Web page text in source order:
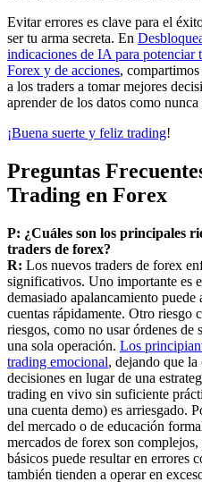
Evitar errores es clave para el
ser tu arma secreta. En
indicaciones de IA para potenciar
Forex y de acciones,
a los traders a tomar mejores
aprender de los datos como nunca
¡Buena suerte y feliz trading!
Preguntas
Trading en Forex
P: ¿Cuáles son los principales
traders de forex?
R: Los nuevos traders de forex
significativos. Uno importante es
demasiado apalancamiento
cuentas rápidamente. Otro riesgo
riesgos, como no usar órdenes de
una sola operación. Los
trading emocional, dejando que
decisiones en lugar de una
trading en vivo sin suficiente
una cuenta demo) es arriesgado.
del mercado o de educación
mercados de forex son
básicos puede resultar en errores
también tienden a operar en